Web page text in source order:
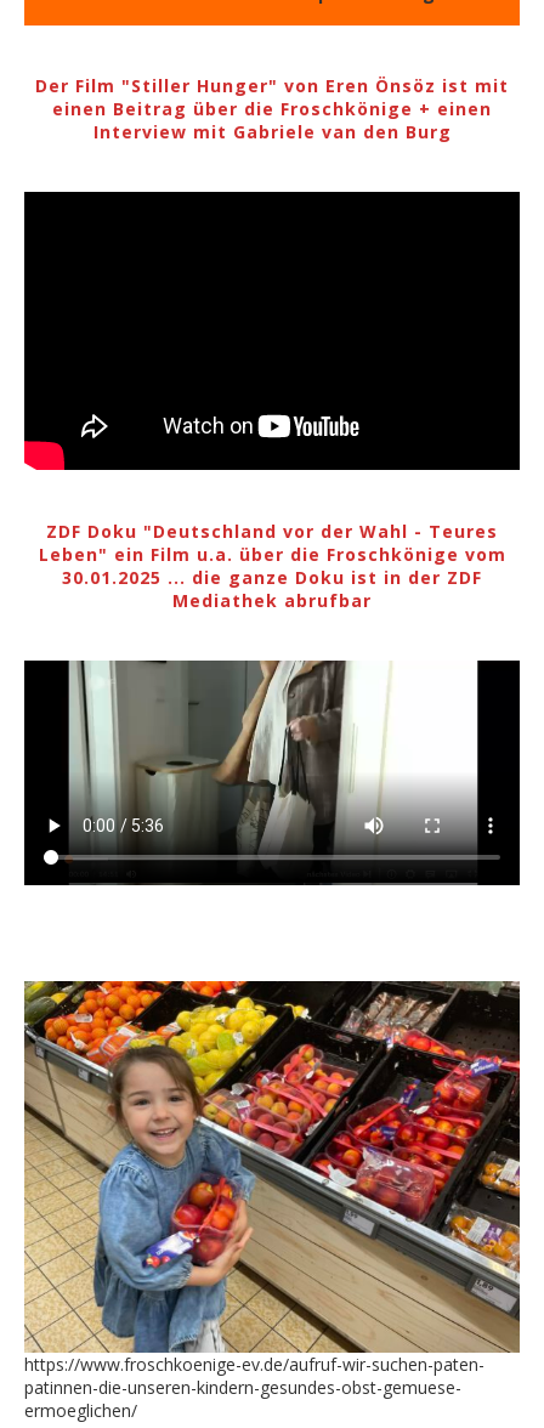
Der Film "Stiller Hunger" von Eren Önsöz ist mit
einen Beitrag über die Froschkönige + einen
Interview mit Gabriele van den Burg
ZDF Doku "Deutschland vor der Wahl - Teures
Leben" ein Film u.a. über die Froschkönige vom
30.01.2025 ... die ganze Doku ist in der ZDF
Mediathek abrufbar
https://www.froschkoenige-ev.de/aufruf-wir-suchen-paten-
patinnen-die-unseren-kindern-gesundes-obst-gemuese-
ermoeglichen/